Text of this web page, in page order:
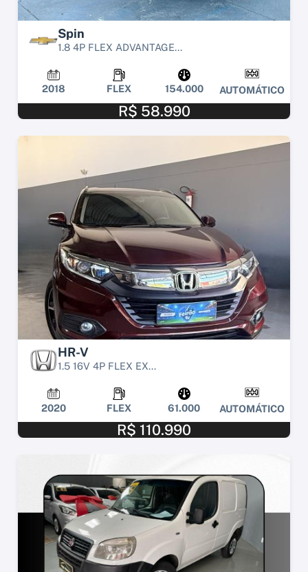
Spin
1.8 4P FLEX ADVANTAGE...
2018 FLEX 154.000 AUTOMÁTICO
R$ 58.990
HR-V
1.5 16V 4P FLEX EX...
2020 FLEX 61.000 AUTOMÁTICO
R$ 110.990